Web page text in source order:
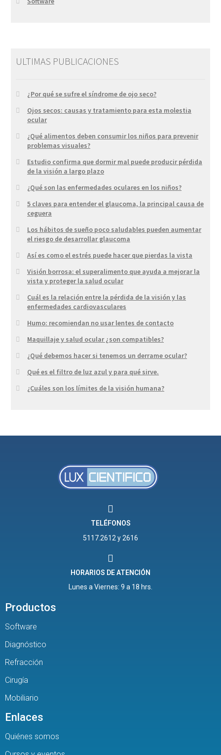
ULTIMAS PUBLICACIONES
¿Por qué se sufre el síndrome de ojo seco?
Ojos secos: causas y tratamiento para esta molestia
ocular
¿Qué alimentos deben consumir los niños para prevenir
problemas visuales?
Estudio confirma que dormir mal puede producir pérdida
de la visión a largo plazo
¿Qué son las enfermedades oculares en los niños?
5 claves para entender el glaucoma, la principal causa de
ceguera
Los hábitos de sueño poco saludables pueden aumentar
el riesgo de desarrollar glaucoma
Así es como el estrés puede hacer que pierdas la vista
Visión borrosa: el superalimento que ayuda a mejorar la
vista y proteger la salud ocular
Cuál es la relación entre la pérdida de la visión y las
enfermedades cardiovasculares
Humo: recomiendan no usar lentes de contacto
Maquillaje y salud ocular ¿son compatibles?
¿Qué debemos hacer si tenemos un derrame ocular?
Qué es el filtro de luz azul y para qué sirve.
¿Cuáles son los límites de la visión humana?
TELÉFONOS
5117.2612 y 2616
HORARIOS DE ATENCIÓN
Lunes a Viernes: 9 a 18 hrs.
Productos
Software
Diagnóstico
Refracción
Cirugía
Mobiliario
Enlaces
Quiénes somos